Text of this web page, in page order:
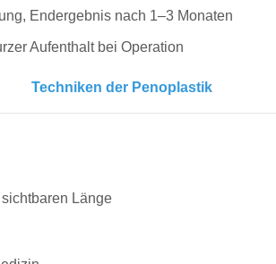
Endergebnis nach 1–3 Monaten
Aufenthalt bei Operation
Techniken der Penoplastik
Länge